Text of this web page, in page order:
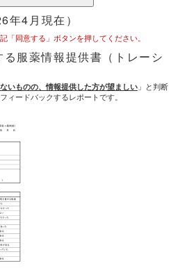
年4月現在）
「同意する」ボタンを押してください。
服薬情報提供書（トレーシ
いものの、情報提供した方が望ましい 」と判断
ィードバックするレポートです。